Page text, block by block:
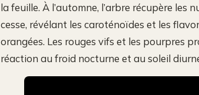
la feuille. À l’automne, l’arbre récupère
cesse, révélant les caroténoïdes et les
orangées. Les rouges vifs et les pourpres
réaction au froid nocturne et au soleil